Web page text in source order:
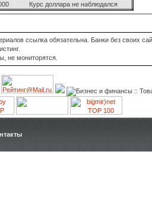
Курс доллара не наблюдался
ссылка обязательна. Банки без своих
не мониторятся.